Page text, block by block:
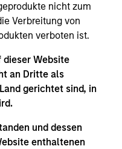
nicht zum
Verbreitung von
verboten ist.
dieser Website
an Dritte als
gerichtet sind, in
und dessen
enthaltenen